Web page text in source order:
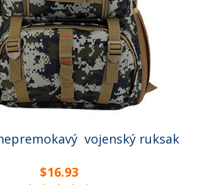
vojenský ruksak
$16.93